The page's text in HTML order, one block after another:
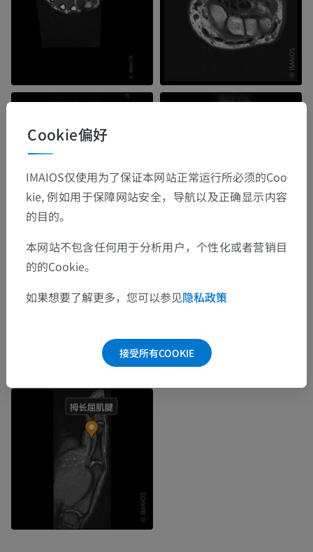
Cookie偏好
IMAIOS仅使用为了保证本网站正常运行所必须的Coo
kie, 例如用于保障网站安全，导航以及正确显示内容
的目的。
本网站不包含任何用于分析用户，个性化或者营销目
的的Cookie。
如果想要了解更多，您可以参见隐私政策
接受所有COOKIE